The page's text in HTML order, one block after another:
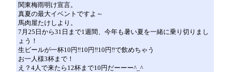
関東梅雨明け宣言。
真夏の最大イベントですよ～
馬肉屋たけしより。
7月25日から31日まで1週間、今年も暑い夏を一緒に乗り切りまし
ょう！
生ビールが一杯10円‼️10円‼️10円‼️で飲めちゃう
お一人様3杯まで！
え？4人で来たら12杯まで10円だーーー^_^